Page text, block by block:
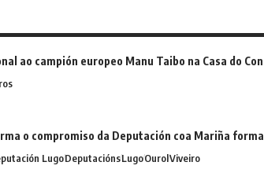
ao campión europeo Manu Taibo na Casa do
o compromiso da Deputación coa Mariña
LugoDeputaciónsLugoOurolViveiro